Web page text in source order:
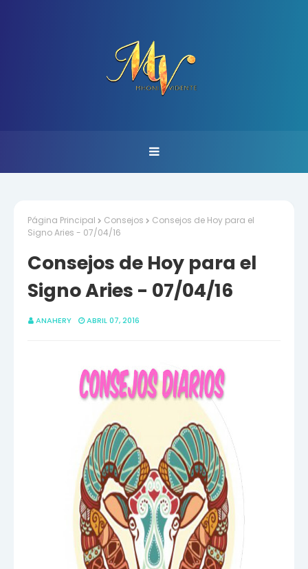
Página Principal Consejos
Consejos de Hoy para el
Signo Aries - 07/04/16
Consejos de Hoy para el
Signo Aries - 07/04/16
ANAHERY ABRIL 07, 2016